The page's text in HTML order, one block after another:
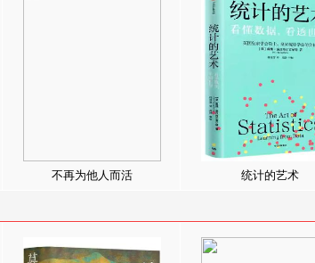
不再为他人而活 统计的艺术